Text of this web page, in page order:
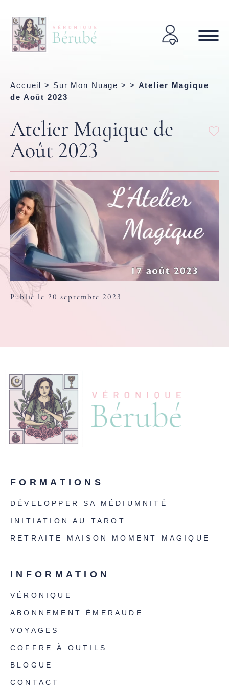
Accueil > Sur Mon Nuage > > Atelier Magique
de Août 2023
Atelier Magique de
Août 2023
Publié le 20 septembre 2023
FORMATIONS
DÉVELOPPER SA MÉDIUMNITÉ
INITIATION AU TAROT
RETRAITE MAISON MOMENT MAGIQUE
INFORMATION
VÉRONIQUE
ABONNEMENT ÉMERAUDE
VOYAGES
COFFRE À OUTILS
BLOGUE
CONTACT